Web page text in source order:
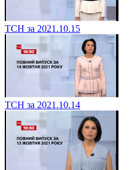
ТСН за 2021.10.15
ТСН за 2021.10.14